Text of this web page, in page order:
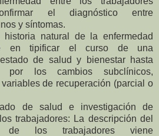
el diagnóstico entre
y síntomas.
natural de la enfermedad
entipificar el curso de una
de salud y bienestar hasta
por los cambios subclínicos,
de recuperación (parcial o
de salud e investigación de
lostrabajadores: La descripción del
los trabajadores viene